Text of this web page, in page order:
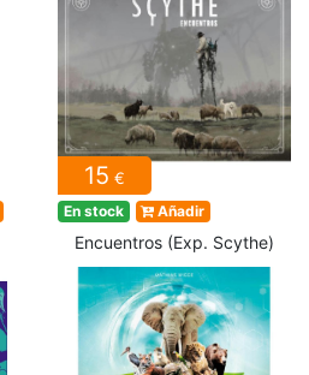
15 €
En stock Añadir
Encuentros (Exp. Scythe)